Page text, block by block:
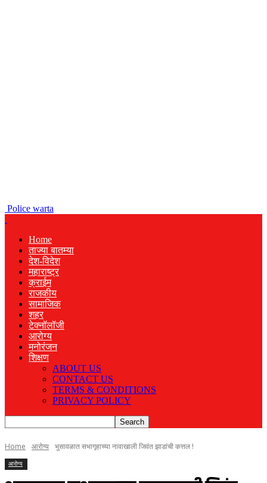
Police warta
Home
ताज्या बातम्या
देश-विदेश
महाराष्ट्र
क्राईम
राजकीय
सामाजिक
शहर
टेक्नॉलॉजी
आरोग्य
मनोरंजन
शिक्षण
ABOUT US
CONTACT US
TERMS & CONDITIONS
PRIVACY POLICY
Home आरोग्य भुसावळात सभागृहाच्या नावाखाली जिवंत झाडांची कत्तल !
आरोग्य